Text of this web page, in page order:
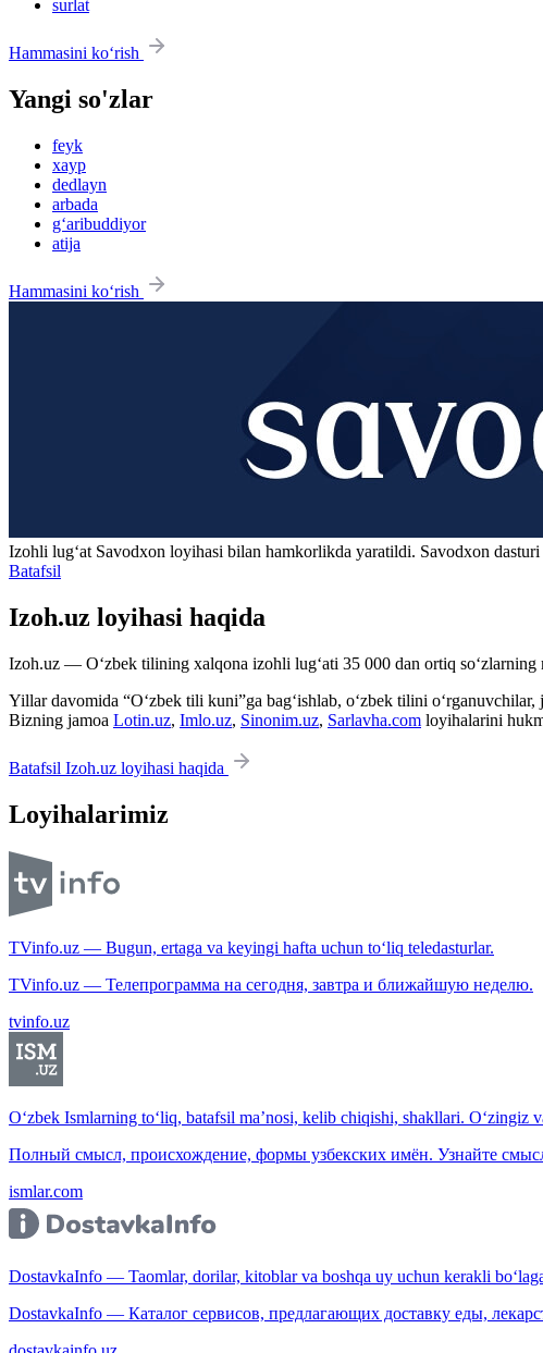
surlat
Hammasini ko‘rish
Yangi so'zlar
feyk
xayp
dedlayn
arbada
g‘aribuddiyor
atija
Hammasini ko‘rish
Izohli lugʻat Savodxon loyihasi bilan hamkorlikda yaratildi. Savodxon
Batafsil
Izoh.uz loyihasi haqida
Izoh.uz — O‘zbek tilining xalqona izohli lug‘ati 35 000 dan ortiq
Yillar davomida “O‘zbek tili kuni”ga bag‘ishlab, o‘zbek tilini
Bizning jamoa Lotin.uz, Imlo.uz, Sinonim.uz, Sarlavha.com loyihalarini
Batafsil Izoh.uz loyihasi haqida
Loyihalarimiz
TVinfo.uz — Bugun, ertaga va keyingi hafta uchun to‘liq teledasturlar.
TVinfo.uz — Телепрограмма на сегодня, завтра и ближайшую неделю.
tvinfo.uz
O‘zbek Ismlarning to‘liq, batafsil ma’nosi, kelib chiqishi, shakllari.
Полный смысл, происхождение, формы узбекских имён. Узнайте
ismlar.com
DostavkaInfo — Taomlar, dorilar, kitoblar va boshqa uy uchun kerakli
DostavkaInfo — Каталог сервисов, предлагающих доставку еды,